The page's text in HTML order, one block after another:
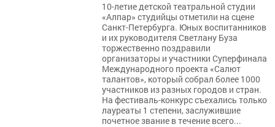
10-летие детской театральной студии
«Алпар» студийцы отметили на сцене
Санкт-Петербурга. Юных воспитанников
и их руководителя Светлану Буза
торжественно поздравили
организаторы и участники Суперфинала
Международного проекта «Салют
талантов», который собрал более 1000
участников из разных городов и стран.
На фестиваль-конкурс съехались только
лауреаты 1 степени, заслужившие
почетное звание в течение всего...